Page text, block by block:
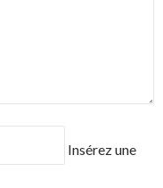
Insérez une